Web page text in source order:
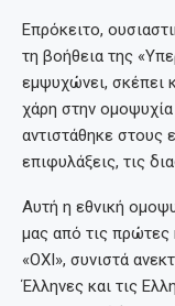
Επρόκειτο,
τη βοήθεια της
εμψυχώνει, σκέπει
χάρη στην
αντιστάθηκε στους
επιφυλάξεις, τις
Αυτή η εθνική
μας από τις
«ΟΧΙ», συνιστά
Έλληνες και τις